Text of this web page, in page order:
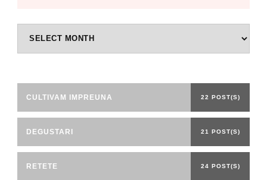
CULTIVAM IMPREUNA 22 POST(S)
DEGUSTARI 21 POST(S)
RETETE 24 POST(S)